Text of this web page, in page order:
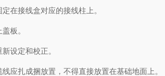
接线盒对应的接线柱上。
板。
设定和校正。
扎成捆放置，不得直接放置在基础地面上。